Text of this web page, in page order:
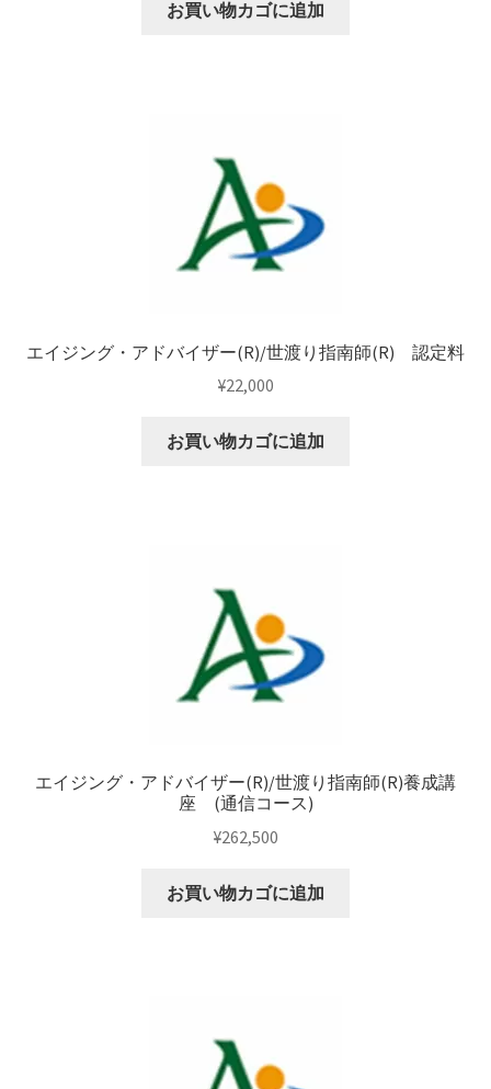
お買い物カゴに追加
エイジング・アドバイザー(R)/世渡り指南師(R) 認定料
¥22,000
お買い物カゴに追加
エイジング・アドバイザー(R)/世渡り指南師(R)養成講
座 (通信コース)
¥262,500
お買い物カゴに追加